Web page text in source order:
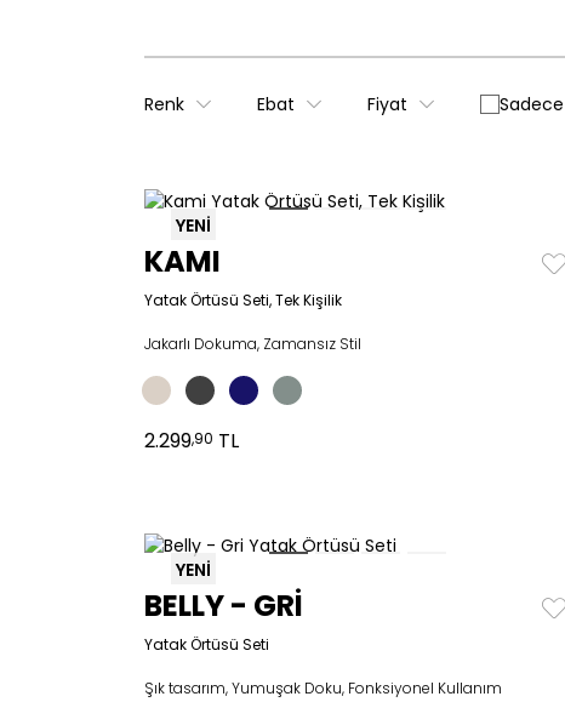
Renk Ebat Fiyat
YENİ
KAMI
Yatak Örtüsü Seti, Tek Kişilik
Jakarlı Dokuma, Zamansız Stil
2.299,90 TL
YENİ
BELLY - GRİ
Yatak Örtüsü Seti
Şık tasarım, Yumuşak Doku, Fonksiyonel Kullanım